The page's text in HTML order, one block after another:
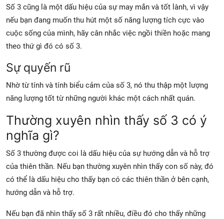
Số 3 cũng là một dấu hiệu của sự may mắn và tốt lành, vì vậy
nếu bạn đang muốn thu hút một số năng lượng tích cực vào
cuộc sống của mình, hãy cân nhắc việc ngồi thiền hoặc mang
theo thứ gì đó có số 3.
Sự quyến rũ
Nhờ từ tính và tính biểu cảm của số 3, nó thu thập một lượng
năng lượng tốt từ những người khác một cách nhất quán.
Thường xuyên nhìn thấy số 3 có ý
nghĩa gì?
Số 3 thường được coi là dấu hiệu của sự hướng dẫn và hỗ trợ
của thiên thần. Nếu bạn thường xuyên nhìn thấy con số này, đó
có thể là dấu hiệu cho thấy bạn có các thiên thần ở bên cạnh,
hướng dẫn và hỗ trợ.
Nếu bạn đã nhìn thấy số 3 rất nhiều, điều đó cho thấy những